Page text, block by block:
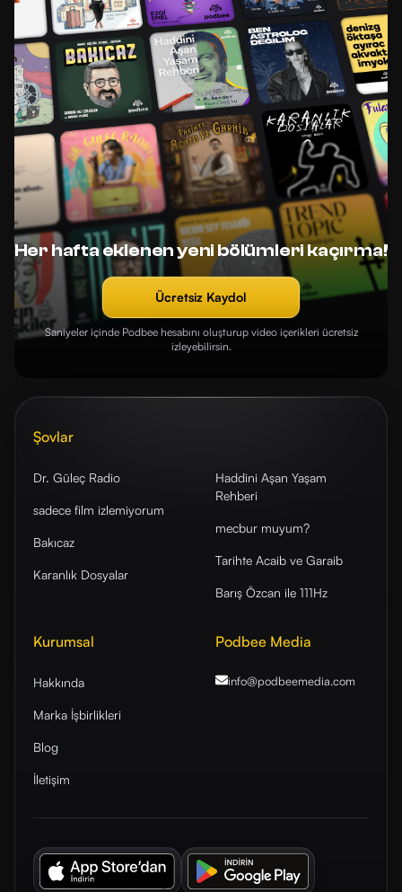
Her hafta eklenen yeni bölümleri kaçırma!
Ücretsiz Kaydol
Saniyeler içinde Podbee hesabını oluşturup video içerikleri ücretsiz
izleyebilirsin.
Şovlar
Dr. Güleç Radio
sadece film izlemiyorum
Bakıcaz
Karanlık Dosyalar
Haddini Aşan Yaşam
Rehberi
mecbur muyum?
Tarihte Acaib ve Garaib
Barış Özcan ile 111Hz
Kurumsal
Hakkında
Marka İşbirlikleri
Blog
İletişim
Podbee Media
info@podbeemedia.com